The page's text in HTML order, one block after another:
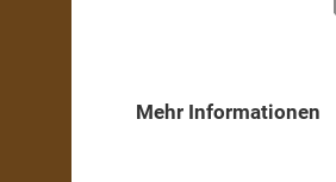
Mehr Informationen